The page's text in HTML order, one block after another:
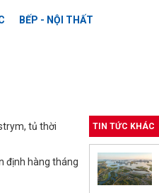
BẾP - NỘI THẤT
tủ thời
định hàng tháng
TIN TỨC KHÁC